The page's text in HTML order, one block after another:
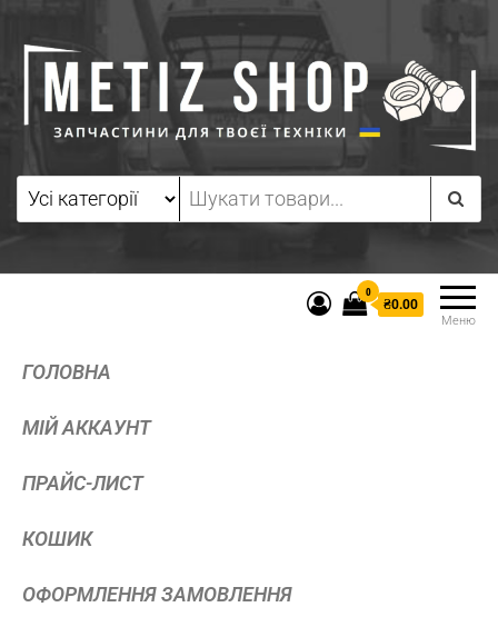
Меню
0
₴0.00
ГОЛОВНА
МІЙ АККАУНТ
ПРАЙС-ЛИСТ
КОШИК
ОФОРМЛЕННЯ ЗАМОВЛЕННЯ